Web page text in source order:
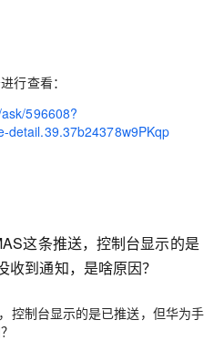
行查看：
596608?
detail.39.37b24378w9PKqp
这条推送，控制台显示的是
到通知，是啥原因？
控制台显示的是已推送，但华为手